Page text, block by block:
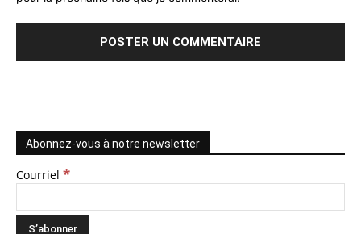
Abonnez-vous à notre newsletter
Courriel *